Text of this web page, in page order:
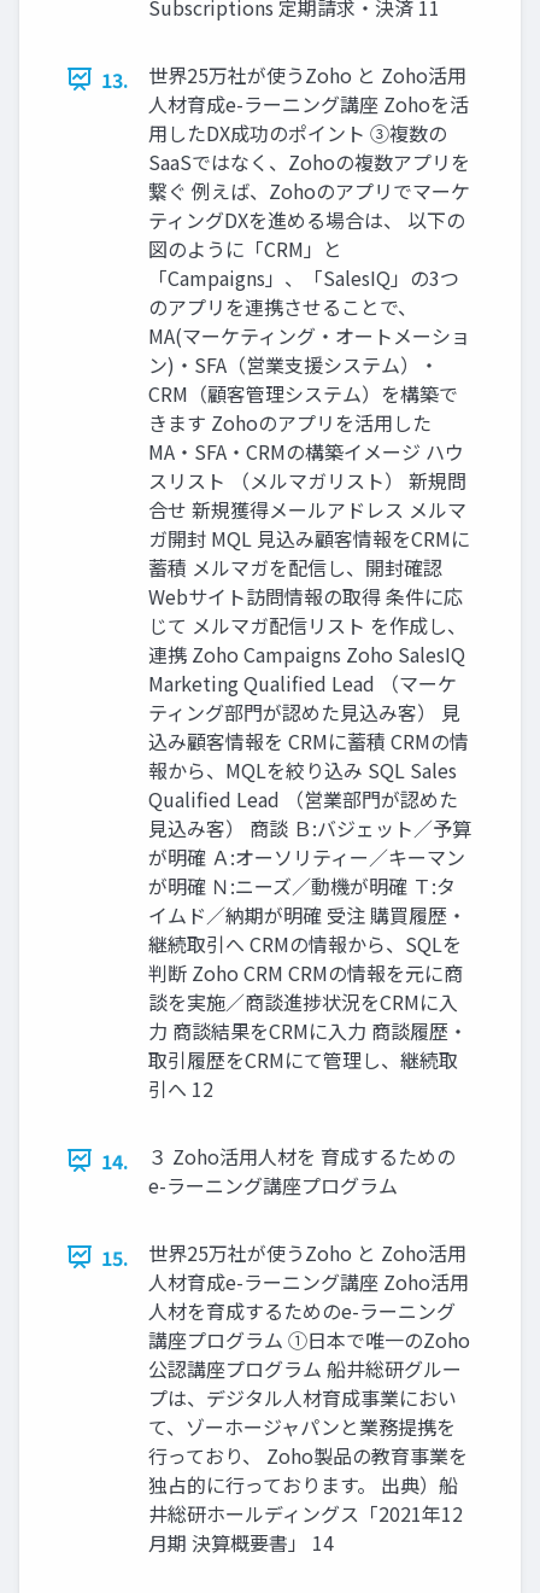
Subscriptions 定期請求・決済 11
13.
世界25万社が使うZoho と Zoho活用
人材育成e-ラーニング講座 Zohoを活
用したDX成功のポイント ③複数の
SaaSではなく、Zohoの複数アプリを
繋ぐ 例えば、Zohoのアプリでマーケ
ティングDXを進める場合は、 以下の
図のように「CRM」と
「Campaigns」、「SalesIQ」の3つ
のアプリを連携させることで、
MA(マーケティング・オートメーショ
ン)・SFA（営業支援システム）・
CRM（顧客管理システム）を構築で
きます Zohoのアプリを活用した
MA・SFA・CRMの構築イメージ ハウ
スリスト （メルマガリスト） 新規問
合せ 新規獲得メールアドレス メルマ
ガ開封 MQL 見込み顧客情報をCRMに
蓄積 メルマガを配信し、開封確認
Webサイト訪問情報の取得 条件に応
じて メルマガ配信リスト を作成し、
連携 Zoho Campaigns Zoho SalesIQ
Marketing Qualified Lead （マーケ
ティング部門が認めた見込み客） 見
込み顧客情報を CRMに蓄積 CRMの情
報から、MQLを絞り込み SQL Sales
Qualified Lead （営業部門が認めた
見込み客） 商談 Ｂ:バジェット／予算
が明確 Ａ:オーソリティー／キーマン
が明確 Ｎ:ニーズ／動機が明確 Ｔ:タ
イムド／納期が明確 受注 購買履歴・
継続取引へ CRMの情報から、SQLを
判断 Zoho CRM CRMの情報を元に商
談を実施／商談進捗状況をCRMに入
力 商談結果をCRMに入力 商談履歴・
取引履歴をCRMにて管理し、継続取
引へ 12
14.
３ Zoho活用人材を 育成するための
e-ラーニング講座プログラム
15.
世界25万社が使うZoho と Zoho活用
人材育成e-ラーニング講座 Zoho活用
人材を育成するためのe-ラーニング
講座プログラム ①日本で唯一のZoho
公認講座プログラム 船井総研グルー
プは、デジタル人材育成事業におい
て、ゾーホージャパンと業務提携を
行っており、 Zoho製品の教育事業を
独占的に行っております。 出典）船
井総研ホールディングス「2021年12
月期 決算概要書」 14